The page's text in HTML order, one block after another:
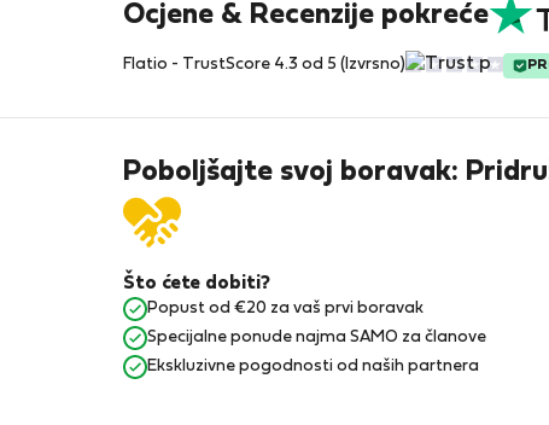
Ocjene & Recenzije pokreće
Flatio - TrustScore 4.3 od 5 (Izvrsno)
Poboljšajte svoj boravak:
Što ćete dobiti?
Popust od €20 za vaš prvi boravak
Specijalne ponude najma SAMO za članove
Ekskluzivne pogodnosti od naših partnera